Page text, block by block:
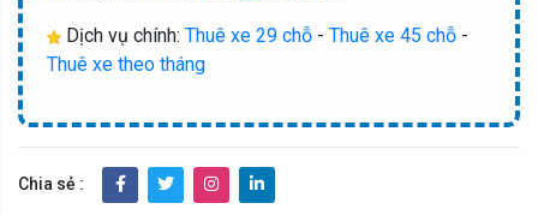
Dịch vụ chính: Thuê xe 29 chỗ - Thuê xe 45 chỗ -
Thuê xe theo tháng
Chia sẻ :